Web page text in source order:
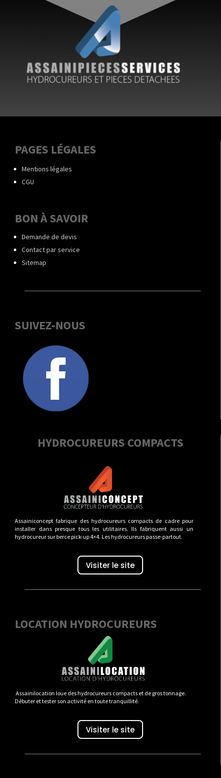
PAGES LÉGALES
Mentions légales
CGU
BON À SAVOIR
Demande de devis
Contact par service
Sitemap
SUIVEZ-NOUS
HYDROCUREURS COMPACTS
Assainiconcept fabrique des hydrocureurs compacts de cadre pour
installer dans presque tous les utilitaires. Ils fabriquent aussi un
hydrocureur sur berce pick-up 4×4. Les hydrocureurs passe-partout.
Visiter le site
LOCATION HYDROCUREURS
Assainilocation loue des hydrocureurs compacts et de gros tonnage.
Débuter et tester son activité en toute tranquillité.
Visiter le site